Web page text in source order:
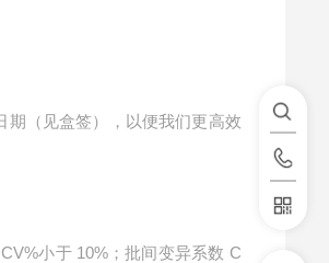
期（见盒签），以便我们更高效
小于 10%；批间变异系数 C